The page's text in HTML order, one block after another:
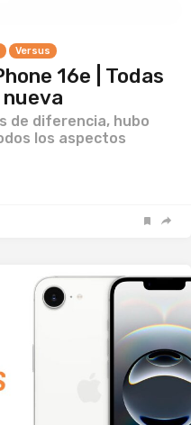
Versus
16e | Todas
de diferencia, hubo
los aspectos